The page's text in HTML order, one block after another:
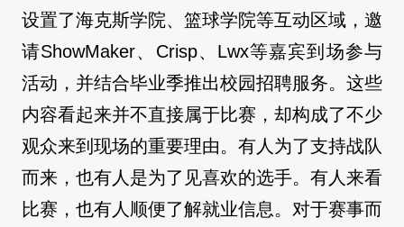
设置了海克斯学院、篮球学院等互动区域，邀
请ShowMaker、Crisp、Lwx等嘉宾到场参与
活动，并结合毕业季推出校园招聘服务。这些
内容看起来并不直接属于比赛，却构成了不少
观众来到现场的重要理由。有人为了支持战队
而来，也有人是为了见喜欢的选手。有人来看
比赛，也有人顺便了解就业信息。对于赛事而